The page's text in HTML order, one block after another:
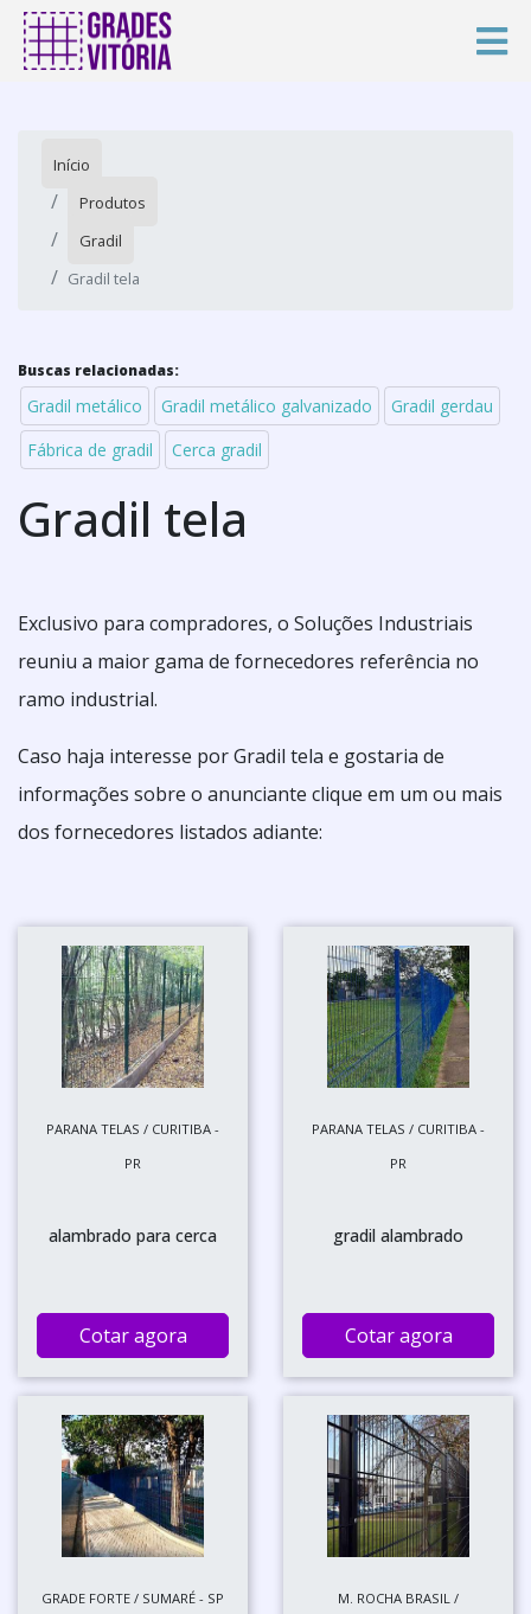
Início
Produtos
Gradil
Gradil tela
Buscas relacionadas:
Gradil metálico Gradil metálico galvanizado
Gradil gerdau
Fábrica de gradil
Cerca gradil
Gradil tela
Exclusivo para compradores, o Soluções Industriais
reuniu a maior gama de fornecedores referência no
ramo industrial.
Caso haja interesse por Gradil tela e gostaria de
informações sobre o anunciante clique em um ou mais
dos fornecedores listados adiante:
PARANA TELAS / CURITIBA -
PR
alambrado para cerca
Cotar agora
PARANA TELAS / CURITIBA -
PR
gradil alambrado
Cotar agora
GRADE FORTE / SUMARÉ - SP
M. ROCHA BRASIL /